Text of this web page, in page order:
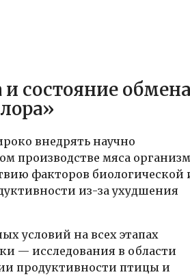
состояние обмена
внедрять научно
производстве мяса организм
факторов биологической
из-за ухудшения
условий на всех этапах
— исследования в области
продуктивности птицы и